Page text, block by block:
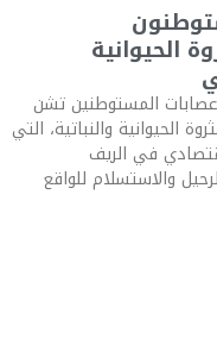
الحيوانية
المستوطنين تشن
الحيوانية والنباتية، التي
في الريف
والاستسلام للواقع